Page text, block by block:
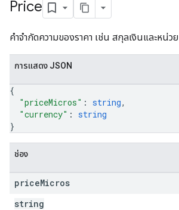
Price
คำจำกัดความของราคา เช่น สกุลเงินและหน่วย
การแสดง JSON
{
"priceMicros" : string,
"currency" : string
}
ช่อง
priceMicros
string